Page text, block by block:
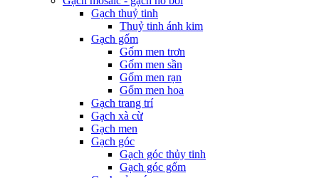
Gạch thuỷ tinh
Thuỷ tinh ánh kim
Gạch gốm
Gốm men trơn
Gốm men sần
Gốm men rạn
Gốm men hoa
Gạch trang trí
Gạch xà cừ
Gạch men
Gạch góc
Gạch góc thủy tinh
Gạch góc gốm